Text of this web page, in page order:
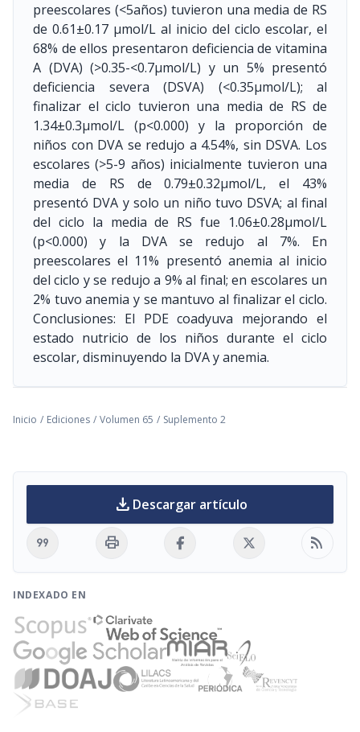
preescolares (<5años) tuvieron una media de RS
de 0.61±0.17 μmol/L al inicio del ciclo escolar, el
68% de ellos presentaron deficiencia de vitamina
A (DVA) (>0.35-<0.7μmol/L) y un 5% presentó
deficiencia severa (DSVA) (<0.35μmol/L); al
finalizar el ciclo tuvieron una media de RS de
1.34±0.3μmol/L (p<0.000) y la proporción de
niños con DVA se redujo a 4.54%, sin DSVA. Los
escolares (>5-9 años) inicialmente tuvieron una
media de RS de 0.79±0.32μmol/L, el 43%
presentó DVA y solo un niño tuvo DSVA; al final
del ciclo la media de RS fue 1.06±0.28μmol/L
(p<0.000) y la DVA se redujo al 7%. En
preescolares el 11% presentó anemia al inicio
del ciclo y se redujo a 9% al final; en escolares un
2% tuvo anemia y se mantuvo al finalizar el ciclo.
Conclusiones: El PDE coadyuva mejorando el
estado nutricio de los niños durante el ciclo
escolar, disminuyendo la DVA y anemia.
Inicio / Ediciones / Volumen 65 / Suplemento 2
download Descargar artículo
format_quote print rss_feed
INDEXADO EN